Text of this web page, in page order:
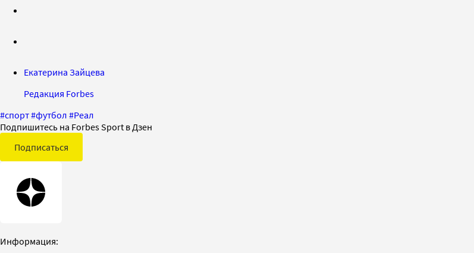
Екатерина Зайцева
Редакция Forbes
#спорт#футбол #Реал
Подпишитесь на Forbes Sport в Дзен
Подписаться
Информация: